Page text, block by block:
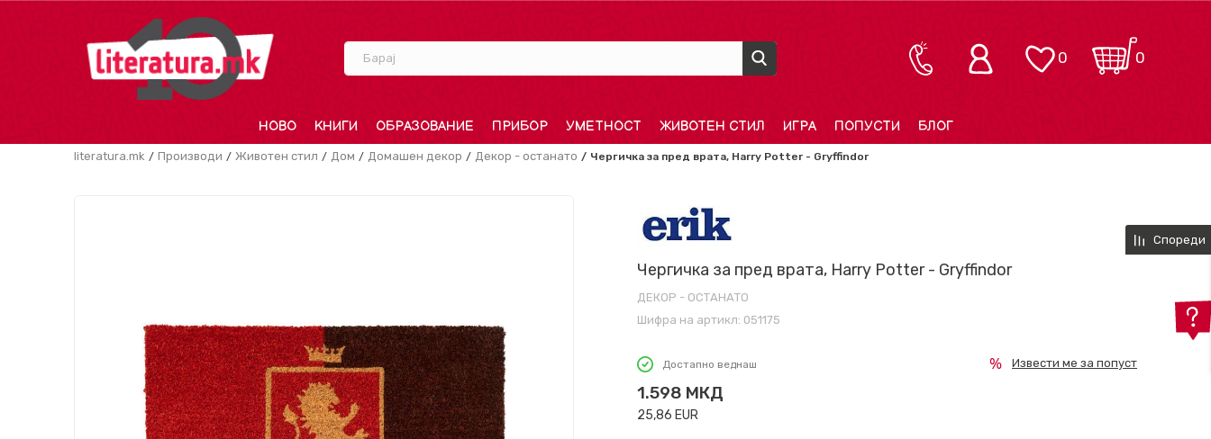
Барај 0
0
НОВО КНИГИ ОБРАЗОВАНИЕ ПРИБОР УМЕТНОСТ ЖИВОТЕН СТИЛ ИГРА ПОПУСТИ БЛОГ
literatura.mk Производи Животен стил Дом Домашен декор Декор - останато Чергичка за пред врата, Harry Potter - Gryffindor
Чергичка за пред врата, Harry Potter - Gryffindor
ДЕКОР - ОСТАНАТО
Шифра на артикл: 051175
Достапно веднаш
1.598 МКД
25,86 EUR
Извести ме за попуст
Спореди